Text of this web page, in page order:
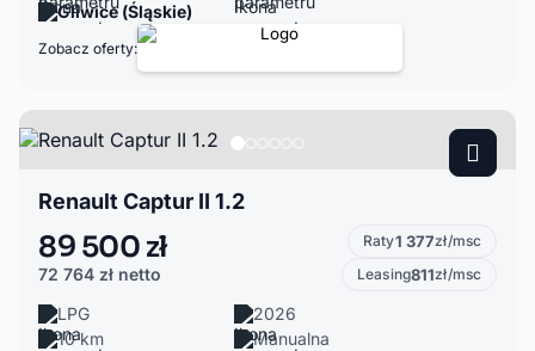
Gliwice (Śląskie)
Zobacz oferty:
Renault Captur II 1.2
89 500 zł
72 764 zł netto
Raty1 377zł/msc
Leasing811zł/msc
LPG
2026
10 km
Manualna